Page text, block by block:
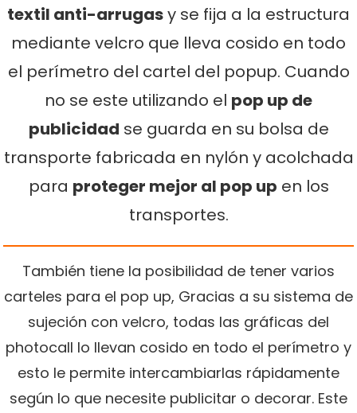
textil anti-arrugasy se fija a la estructura
mediante velcro que lleva cosido en todo
el perímetro del cartel del popup. Cuando
no se este utilizando el pop up de
publicidad se guarda en su bolsa de
transporte fabricada en nylón y acolchada
para proteger mejor al pop up en los
transportes.
También tiene la posibilidad de tener varios
carteles para el pop up, Gracias a su sistema de
sujeción con velcro, todas las gráficas del
photocall lo llevan cosido en todo el perímetro y
esto le permite intercambiarlas rápidamente
según lo que necesite publicitar o decorar. Este